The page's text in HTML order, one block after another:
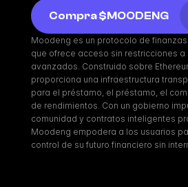
Compra $MOODENG
Moodeng es un protocolo de
que ofrece acceso sin restricciones
avanzados. Construido sobre
proporciona una infraestructura
para el préstamo, el préstamo, el
de rendimientos. Con un gobierno
comunidad y contratos inteligentes
Moodeng empodera a los usuarios
control de su futuro financiero sin